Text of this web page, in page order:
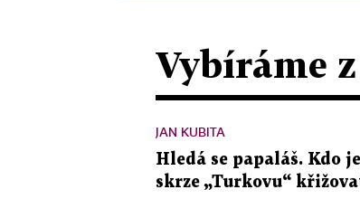
Vybíráme
JAN KUBITA
Hledá se papaláš. Kdo
skrze „Turkovu“